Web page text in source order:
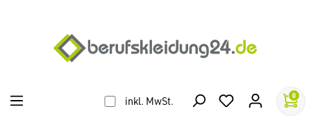
inkl. MwSt. 0